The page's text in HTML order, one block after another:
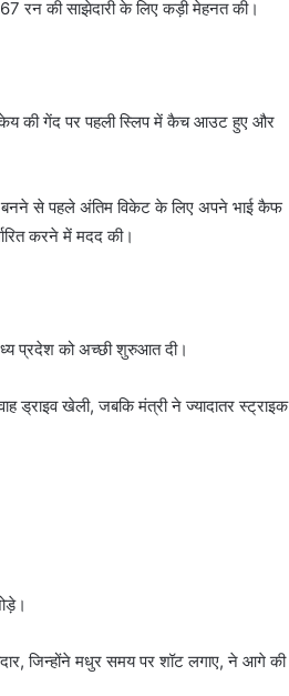
रन की साझेदारी के लिए कड़ी मेहनत की।
की गेंद पर पहली स्लिप में कैच आउट हुए और
बनने से पहले अंतिम विकेट के लिए अपने भाई कैफ
करने में मदद की।
प्रदेश को अच्छी शुरुआत दी।
ड्राइव खेली, जबकि मंत्री ने ज्यादातर स्ट्राइक
जिन्होंने मधुर समय पर शॉट लगाए, ने आगे की